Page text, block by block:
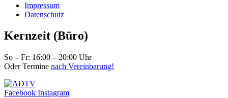
Impressum
Datenschutz
Kernzeit (Büro)
So – Fr: 16:00 – 20:00 Uhr
Oder Termine nach Vereinbarung!
Facebook Instagram